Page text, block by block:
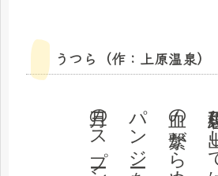
うつら（作：上原温泉）